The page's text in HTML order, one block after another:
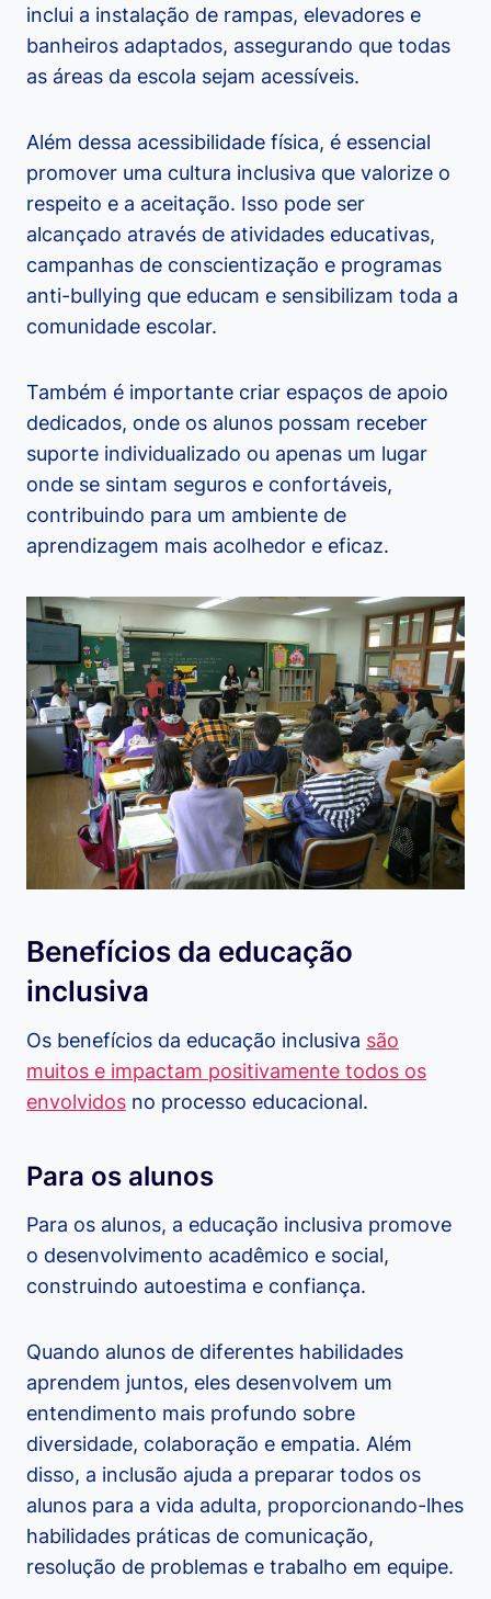
inclui a instalação de rampas, elevadores e
banheiros adaptados, assegurando que todas
as áreas da escola sejam acessíveis.
Além dessa acessibilidade física, é essencial
promover uma cultura inclusiva que valorize o
respeito e a aceitação. Isso pode ser
alcançado através de atividades educativas,
campanhas de conscientização e programas
anti-bullying que educam e sensibilizam toda a
comunidade escolar.
Também é importante criar espaços de apoio
dedicados, onde os alunos possam receber
suporte individualizado ou apenas um lugar
onde se sintam seguros e confortáveis,
contribuindo para um ambiente de
aprendizagem mais acolhedor e eficaz.
Benefícios da educação
inclusiva
Os benefícios da educação inclusiva são
muitos e impactam positivamente todos os
envolvidos no processo educacional.
Para os alunos
Para os alunos, a educação inclusiva promove
o desenvolvimento acadêmico e social,
construindo autoestima e confiança.
Quando alunos de diferentes habilidades
aprendem juntos, eles desenvolvem um
entendimento mais profundo sobre
diversidade, colaboração e empatia. Além
disso, a inclusão ajuda a preparar todos os
alunos para a vida adulta, proporcionando-lhes
habilidades práticas de comunicação,
resolução de problemas e trabalho em equipe.